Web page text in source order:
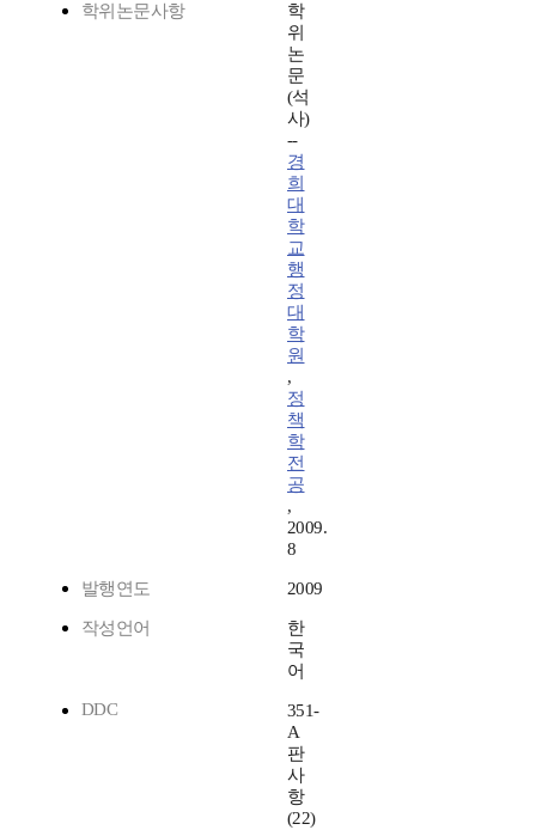
학위논문사항
학
위
논
문
(석
사)
--
경
희
대
학
교
행
정
대
학
원
,
정
책
학
전
공
,
2009.
8
발행연도 2009
작성언어
한
국
어
DDC
351-
A
판
사
항
(22)